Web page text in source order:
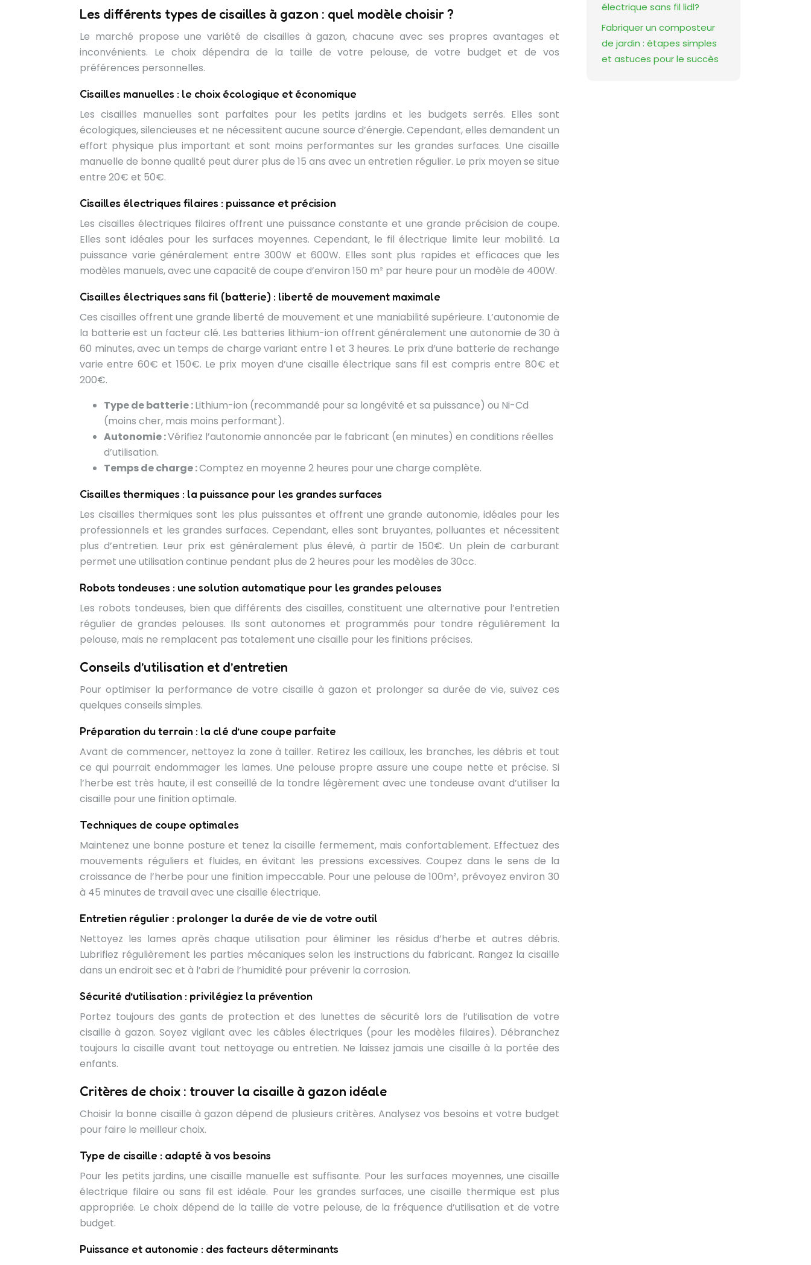
Les différents types de cisailles à gazon : quel modèle choisir ?
Le marché propose une variété de cisailles à gazon, chacune avec ses propres avantages et
inconvénients. Le choix dépendra de la taille de votre pelouse, de votre budget et de vos
préférences personnelles.
Cisailles manuelles : le choix écologique et économique
Les cisailles manuelles sont parfaites pour les petits jardins et les budgets serrés. Elles sont
écologiques, silencieuses et ne nécessitent aucune source d’énergie. Cependant, elles demandent un
effort physique plus important et sont moins performantes sur les grandes surfaces. Une cisaille
manuelle de bonne qualité peut durer plus de 15 ans avec un entretien régulier. Le prix moyen se situe
entre 20€ et 50€.
Cisailles électriques filaires : puissance et précision
Les cisailles électriques filaires offrent une puissance constante et une grande précision de coupe.
Elles sont idéales pour les surfaces moyennes. Cependant, le fil électrique limite leur mobilité. La
puissance varie généralement entre 300W et 600W. Elles sont plus rapides et efficaces que les
modèles manuels, avec une capacité de coupe d’environ 150 m² par heure pour un modèle de 400W.
Cisailles électriques sans fil (batterie) : liberté de mouvement maximale
Ces cisailles offrent une grande liberté de mouvement et une maniabilité supérieure. L’autonomie de
la batterie est un facteur clé. Les batteries lithium-ion offrent généralement une autonomie de 30 à
60 minutes, avec un temps de charge variant entre 1 et 3 heures. Le prix d’une batterie de rechange
varie entre 60€ et 150€. Le prix moyen d’une cisaille électrique sans fil est compris entre 80€ et
200€.
Type de batterie :Lithium-ion (recommandé pour sa longévité et sa puissance) ou Ni-Cd
(moins cher, mais moins performant).
Autonomie :Vérifiez l’autonomie annoncée par le fabricant (en minutes) en conditions réelles
d’utilisation.
Temps de charge :Comptez en moyenne 2 heures pour une charge complète.
Cisailles thermiques : la puissance pour les grandes surfaces
Les cisailles thermiques sont les plus puissantes et offrent une grande autonomie, idéales pour les
professionnels et les grandes surfaces. Cependant, elles sont bruyantes, polluantes et nécessitent
plus d’entretien. Leur prix est généralement plus élevé, à partir de 150€. Un plein de carburant
permet une utilisation continue pendant plus de 2 heures pour les modèles de 30cc.
Robots tondeuses : une solution automatique pour les grandes pelouses
Les robots tondeuses, bien que différents des cisailles, constituent une alternative pour l’entretien
régulier de grandes pelouses. Ils sont autonomes et programmés pour tondre régulièrement la
pelouse, mais ne remplacent pas totalement une cisaille pour les finitions précises.
Conseils d’utilisation et d’entretien
Pour optimiser la performance de votre cisaille à gazon et prolonger sa durée de vie, suivez ces
quelques conseils simples.
Préparation du terrain : la clé d’une coupe parfaite
Avant de commencer, nettoyez la zone à tailler. Retirez les cailloux, les branches, les débris et tout
ce qui pourrait endommager les lames. Une pelouse propre assure une coupe nette et précise. Si
l’herbe est très haute, il est conseillé de la tondre légèrement avec une tondeuse avant d’utiliser la
cisaille pour une finition optimale.
Techniques de coupe optimales
Maintenez une bonne posture et tenez la cisaille fermement, mais confortablement. Effectuez des
mouvements réguliers et fluides, en évitant les pressions excessives. Coupez dans le sens de la
croissance de l’herbe pour une finition impeccable. Pour une pelouse de 100m², prévoyez environ 30
à 45 minutes de travail avec une cisaille électrique.
Entretien régulier : prolonger la durée de vie de votre outil
Nettoyez les lames après chaque utilisation pour éliminer les résidus d’herbe et autres débris.
Lubrifiez régulièrement les parties mécaniques selon les instructions du fabricant. Rangez la cisaille
dans un endroit sec et à l’abri de l’humidité pour prévenir la corrosion.
Sécurité d’utilisation : privilégiez la prévention
Portez toujours des gants de protection et des lunettes de sécurité lors de l’utilisation de votre
cisaille à gazon. Soyez vigilant avec les câbles électriques (pour les modèles filaires). Débranchez
toujours la cisaille avant tout nettoyage ou entretien. Ne laissez jamais une cisaille à la portée des
enfants.
Critères de choix : trouver la cisaille à gazon idéale
Choisir la bonne cisaille à gazon dépend de plusieurs critères. Analysez vos besoins et votre budget
pour faire le meilleur choix.
Type de cisaille : adapté à vos besoins
Pour les petits jardins, une cisaille manuelle est suffisante. Pour les surfaces moyennes, une cisaille
électrique filaire ou sans fil est idéale. Pour les grandes surfaces, une cisaille thermique est plus
appropriée. Le choix dépend de la taille de votre pelouse, de la fréquence d’utilisation et de votre
budget.
Puissance et autonomie : des facteurs déterminants
électrique sans fil lidl?
Fabriquer un composteur
de jardin : étapes simples
et astuces pour le succès